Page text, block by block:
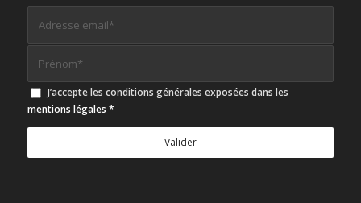
J’accepte les conditions générales exposées dans les
mentions légales *